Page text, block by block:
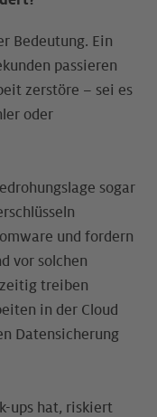
Bedeutung. Ein
passieren
zerstöre – sei es
oder
sogar
und fordern
vor solchen
treiben
in der Cloud
Datensicherung
ups hat, riskiert